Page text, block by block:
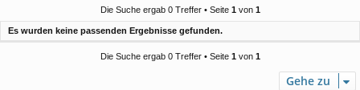
f
Die Suche ergab 0 Treffer • Seite 1von 1
Es wurden keine passenden Ergebnisse gefunden.
Die Suche ergab 0 Treffer • Seite 1von 1
Gehe zu